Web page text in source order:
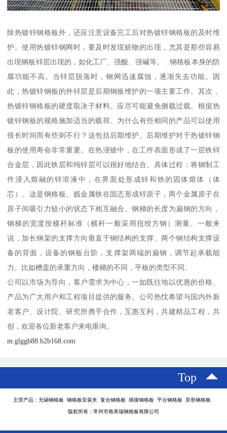
除热镀锌钢格板外，还应注意设备完工后对热镀锌钢格板的及时维
护。使用热镀锌钢网时，要及时发现赃物的出现，尤其是那些容易
出现钢板锌层出现的，如化工厂、强酸、强碱等。 ..钢格板本身的防
腐功能不高。当锌层脱落时，钢网迅速腐蚀，逐渐失去功能。因
此，热镀锌钢板的外锌层是后期钢板维护的一项主要工作。其次，
热镀锌钢格板的硬度取决于材料。应尽可能避免侧载过载。根据热
镀锌钢板的规格施加适当的载荷。为什么有些相同的产品可以使用
很长时间而有些则不行？这包括后期维护。后期维护对于热镀锌钢
板的使用寿命非常重要。在热浸镀中，在工件表面形成了一层铁锌
合金层，因此铁层和纯锌层可以很好地结合。具体过程：将钢制工
件浸入熔融的锌溶液中，在界面处形成锌和铁的固体熔体（体
芯）。这是钢格板。贱金属铁在固态形成锌原子，两个金属原子在
原子间吸引力较小的状态下相互融合。钢梯的长度为扁钢的方向，
钢梯的宽度按横杆标准（横杆一般采用扭绞方钢）测量。一般来
说，加长钢架的支撑方向垂直于钢结构的支撑。两个钢结构支撑设
备的背面，设备的钢板台阶，支撑架两端的扁钢，调节起承载能
力。比如槽盖的承重方向，楼梯的不同，平板的类型不同。
公司以市场为导向，客户需求为中心，一如既往地以优惠的价格、
产品为广大用户和工程项目提供的服务。公司热忱希望与国内外新
老客户、设计院、研究所携手合作，互惠互利，共建精品工程，共
创，欢迎各位新老客户来电垂询。
m.glggb88.b2b168.com
Top
主营产品：无锡钢格板 钢格板安装夹 复合钢格板 插接钢格板 平台钢格板 异形钢格板
版权所有：常州市格美瑞钢格板有限公司